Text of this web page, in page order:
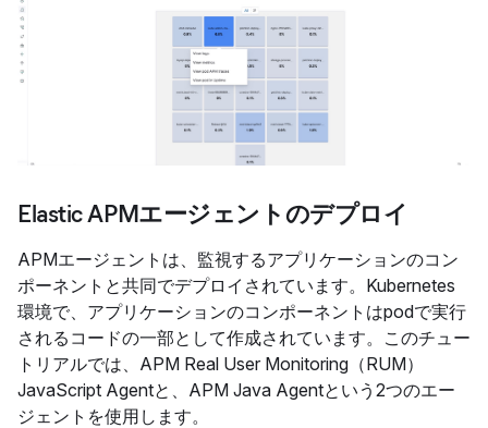
Elastic APMエージェントのデプロイ
APMエージェントは、監視するアプリケーションのコン
ポーネントと共同でデプロイされています。Kubernetes
環境で、アプリケーションのコンポーネントはpodで実行
されるコードの一部として作成されています。このチュー
トリアルでは、APM Real User Monitoring（RUM）
JavaScript Agentと、APM Java Agentという2つのエー
ジェントを使用します。